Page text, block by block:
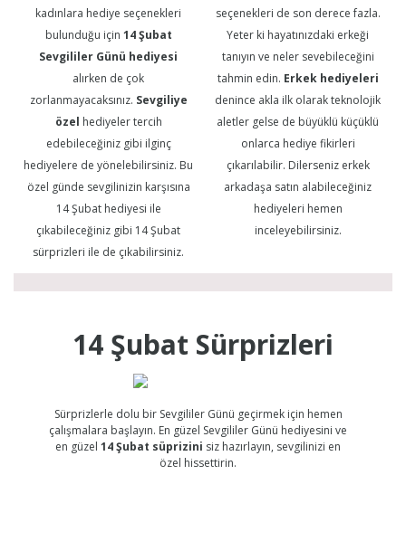
kadınlara hediye seçenekleri
bulunduğu için 14 Şubat
Sevgililer Günü hediyesi
alırken de çok
zorlanmayacaksınız. Sevgiliye
özel hediyeler tercih
edebileceğiniz gibi ilginç
hediyelere de yönelebilirsiniz. Bu
özel günde sevgilinizin karşısına
14 Şubat hediyesi ile
çıkabileceğiniz gibi 14 Şubat
sürprizleri ile de çıkabilirsiniz.
seçenekleri de son derece fazla.
Yeter ki hayatınızdaki erkeği
tanıyın ve neler sevebileceğini
tahmin edin. Erkek hediyeleri
denince akla ilk olarak teknolojik
aletler gelse de büyüklü küçüklü
onlarca hediye fikirleri
çıkarılabilir. Dilerseniz erkek
arkadaşa satın alabileceğiniz
hediyeleri hemen
inceleyebilirsiniz.
14 Şubat Sürprizleri
Sürprizlerle dolu bir Sevgililer Günü geçirmek için hemen
çalışmalara başlayın. En güzel Sevgililer Günü hediyesini ve
en güzel14 Şubat süprizini siz hazırlayın, sevgilinizi en
özel hissettirin.